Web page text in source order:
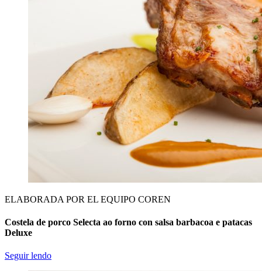
ELABORADA POR EL EQUIPO COREN
Costela de porco Selecta ao forno con salsa barbacoa e patacas
Deluxe
Seguir lendo